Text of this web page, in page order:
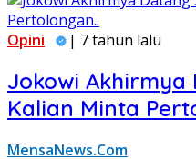
Opini | 7 tahun lalu
Jokowi Akhirmya
Kalian Minta
MensaNews.Com